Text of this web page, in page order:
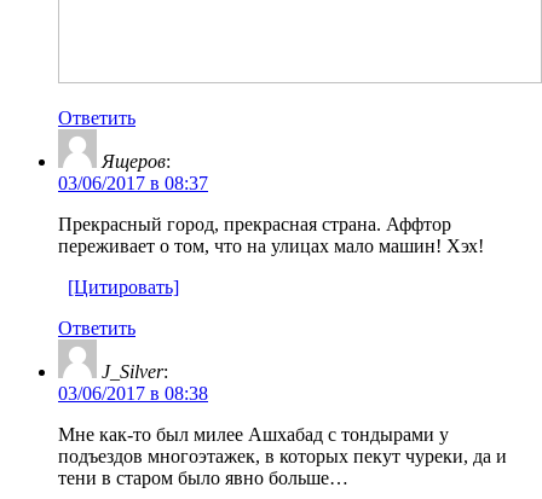
Ответить
Ящеров:
03/06/2017 в 08:37
Прекрасный город, прекрасная страна. Аффтор
переживает о том, что на улицах мало машин! Хэх!
[Цитировать]
Ответить
J_Silver:
03/06/2017 в 08:38
Мне как-то был милее Ашхабад с тондырами у
подъездов многоэтажек, в которых пекут чуреки, да и
тени в старом было явно больше…